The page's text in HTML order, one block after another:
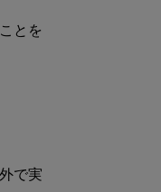
とを
で実